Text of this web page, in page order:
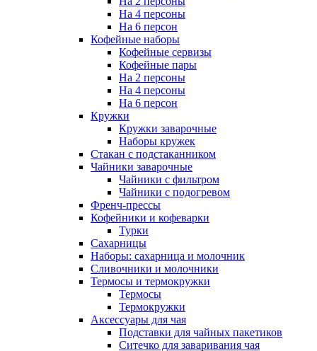
На 4 персоны
На 6 персон
Кофейные наборы
Кофейные сервизы
Кофейные пары
На 2 персоны
На 4 персоны
На 6 персон
Кружки
Кружки заварочные
Наборы кружек
Стакан с подстаканником
Чайники заварочные
Чайники с фильтром
Чайники с подогревом
Френч-прессы
Кофейники и кофеварки
Турки
Сахарницы
Наборы: сахарница и молочник
Сливочники и молочники
Термосы и термокружки
Термосы
Термокружки
Аксессуары для чая
Подставки для чайных пакетиков
Ситечко для заваривания чая